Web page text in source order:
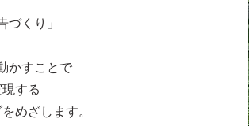
づくり」
かすことで
する
めざします。